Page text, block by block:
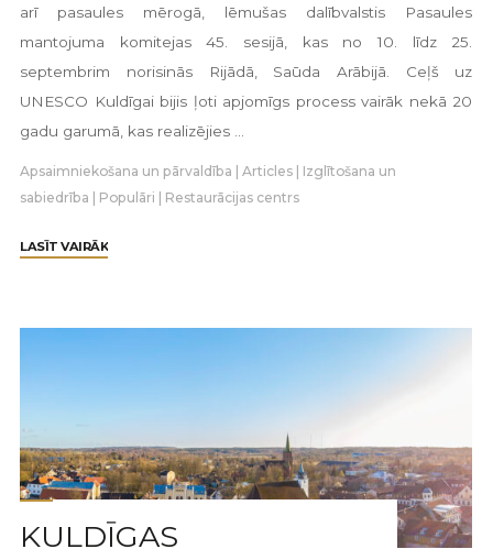
arī pasaules mērogā, lēmušas dalībvalstis Pasaules
mantojuma komitejas 45. sesijā, kas no 10. līdz 25.
septembrim norisinās Rijādā, Saūda Arābijā. Ceļš uz
UNESCO Kuldīgai bijis ļoti apjomīgs process vairāk nekā 20
gadu garumā, kas realizējies …
Apsaimniekošana un pārvaldība Articles
Izglītošana un
sabiedrība
Populāri Restaurācijas centrs
LASĪT VAIRĀK
KULDĪGAS